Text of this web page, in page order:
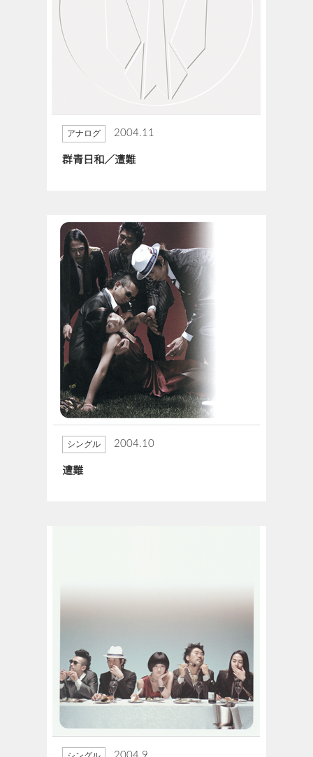
アナログ 2004.11
群青日和／遭難
シングル 2004.10
遭難